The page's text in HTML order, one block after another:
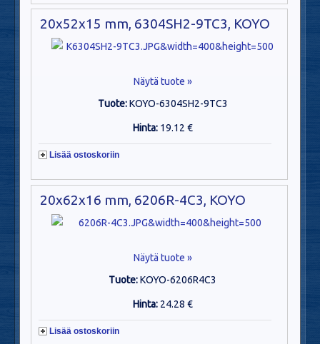
20x52x15 mm, 6304SH2-9TC3, KOYO
Näytä tuote »
Tuote:KOYO-6304SH2-9TC3
Hinta: 19.12 €
Lisää ostoskoriin
20x62x16 mm, 6206R-4C3, KOYO
Näytä tuote »
Tuote:KOYO-6206R4C3
Hinta: 24.28 €
Lisää ostoskoriin